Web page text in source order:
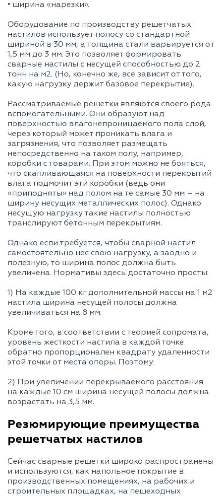
• ширина «нарезки».
Оборудование по производству решетчатых
настилов использует полосу со стандартной
шириной в 30 мм, а толщина стали варьируется от
1,5 мм до 3 мм. Это позволяет формировать
сварные настилы с несущей способностью до 2
тонн на м2. (Но, конечно же, все зависит от того,
какую нагрузку держит базовое перекрытие).
Рассматриваемые решетки являются своего рода
вспомогательными. Они образуют над
поверхностью влагонепроницаемого пола слой,
через который может проникать влага и
загрязнения, что позволяет размещать
непосредственно на таком полу, например,
коробки с товарами. При этом можно не бояться,
что скапливающаяся на поверхности перекрытий
влага подмочит эти коробки (ведь они
«приподняты» над полом на те самые 30 мм – на
ширину несущих металлических полос). Однако
несущую нагрузку такие настилы полностью
транслируют бетонным перекрытиям.
Однако если требуется, чтобы сварной настил
самостоятельно нес свою нагрузку, а заодно и
полезную, то ширина полос должна быть
увеличена. Нормативы здесь достаточно просты:
1) На каждые 100 кг дополнительной массы на 1 м2
настила ширина несущей полосы должна
увеличиваться на 8 мм.
Кроме того, в соответствии с теорией сопромата,
уровень жесткости настила в каждой точке
обратно пропорционален квадрату удаленности
этой точки от места опоры. Поэтому:
2) При увеличении перекрываемого расстояния
на каждые 10 см ширина несущей полосы должна
возрастать на 3,5 мм.
Резюмирующие преимущества
решетчатых настилов
Сейчас сварные решетки широко распространены
и используются, как напольное покрытие в
производственных помещениях, на рабочих и
строительных площадках, на пешеходных